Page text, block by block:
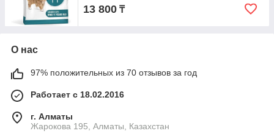
13 800 ₸
О нас
97% положительных из 70 отзывов за год
Работает с 18.02.2016
г. Алматы
Жарокова 195, Алматы, Казахстан